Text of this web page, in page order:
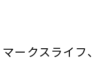
マークスライフ